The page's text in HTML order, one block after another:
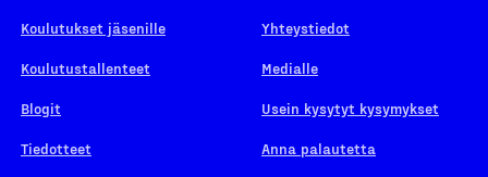
Koulutukset jäsenille
Koulutustallenteet
Blogit
Tiedotteet
Yhteystiedot
Medialle
Usein kysytyt kysymykset
Anna palautetta